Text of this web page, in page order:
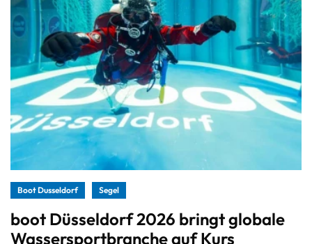
Boot Dusseldorf Segel
boot Düsseldorf 2026 bringt globale
Wassersportbranche auf Kurs